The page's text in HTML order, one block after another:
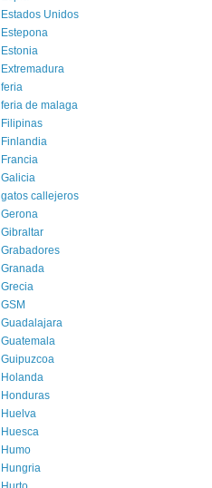
Estados Unidos
Estepona
Estonia
Extremadura
feria
feria de malaga
Filipinas
Finlandia
Francia
Galicia
gatos callejeros
Gerona
Gibraltar
Grabadores
Granada
Grecia
GSM
Guadalajara
Guatemala
Guipuzcoa
Holanda
Honduras
Huelva
Huesca
Humo
Hungria